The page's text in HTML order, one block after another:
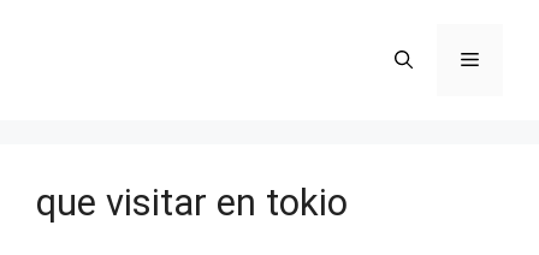
Menú
que visitar en tokio